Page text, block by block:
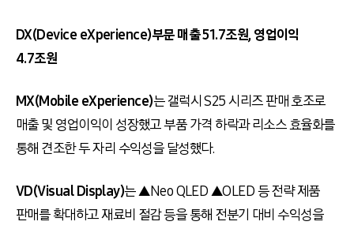
DX(Device eXperience)부문 매출 51.7조원, 영업이익
4.7조원
MX(Mobile eXperience)는 갤럭시 S25 시리즈 판매 호조로
매출 및 영업이익이 성장했고 부품 가격 하락과 리소스 효율화를
통해 견조한 두 자리 수익성을 달성했다.
VD(Visual Display)는 ▲Neo QLED ▲OLED 등 전략 제품
판매를 확대하고 재료비 절감 등을 통해 전분기 대비 수익성을